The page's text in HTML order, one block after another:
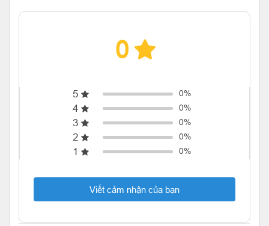
0
5 0%
4 0%
3 0%
2 0%
1 0%
Viết cảm nhận của bạn